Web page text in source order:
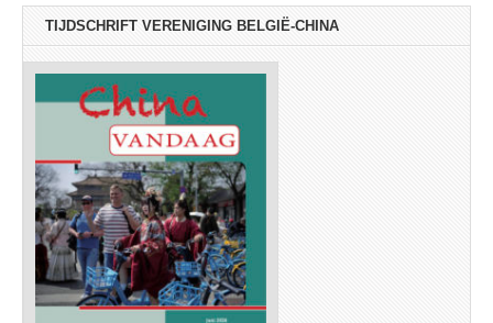
TIJDSCHRIFT VERENIGING BELGIË-CHINA